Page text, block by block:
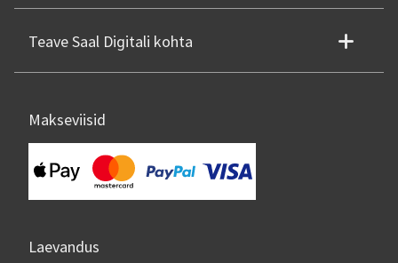
Teave Saal Digitali kohta
Makseviisid
Laevandus